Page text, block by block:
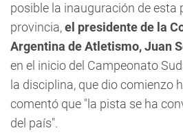
posible la inauguración de esta
provincia,el presidente de la
Argentina de Atletismo, Juan
en el inicio del Campeonato
la disciplina, que dio comienzo
comentó que "la pista se ha
del país".